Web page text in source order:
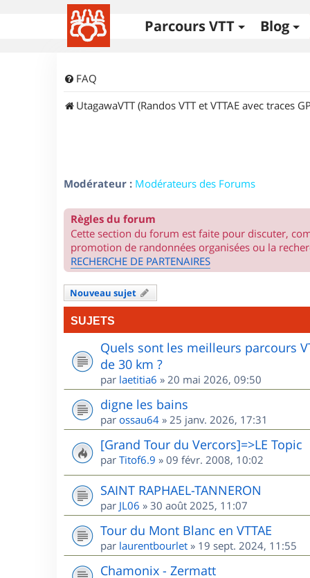
Parcours VTT Blog
FAQ
UtagawaVTT (Randos VTT et VTTAE avec traces
Modérateur : Modérateurs des Forums
Règles du forum
Cette section du forum est faite pour discuter,
promotion de randonnées organisées ou la
RECHERCHE DE PARTENAIRES
Nouveau sujet
SUJETS
Quels sont les meilleurs parcours
de 30 km ?
par laetitia6 » 20 mai 2026, 09:50
digne les bains
par ossau64 » 25 janv. 2026, 17:31
[Grand Tour du Vercors]=>LE Topic
par Titof6.9 » 09 févr. 2008, 10:02
SAINT RAPHAEL-TANNERON
par JL06 » 30 août 2025, 11:07
Tour du Mont Blanc en VTTAE
par laurentbourlet » 19 sept. 2024, 11:55
Chamonix - Zermatt